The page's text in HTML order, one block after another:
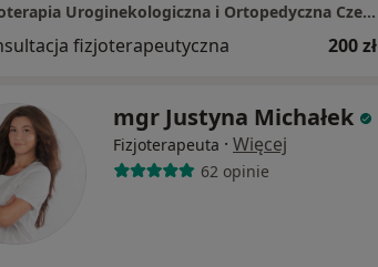
Fizjoterapia Uroginekologiczna i Ortopedyczna Czesław Ogorzały
fizjoterapeutyczna 200 zł
mgr Justyna Michałek
Fizjoterapeuta · Więcej
62 opinie